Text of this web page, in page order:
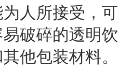
人所接受，可
破碎的透明饮
他包装材料。